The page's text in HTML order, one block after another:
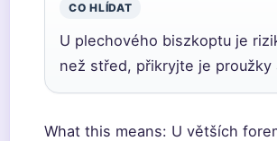
CO HLÍDAT
U plechového biszkoptu je
než střed, přikryjte je proužky
What this means: U větších